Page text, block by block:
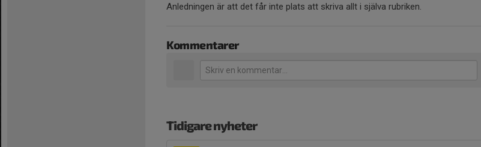
Anledningen är att det får inte plats att skriva allt i själva rubriken.
Kommentarer
Tidigare nyheter